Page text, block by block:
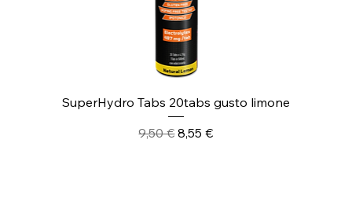
SuperHydro Tabs 20tabs gusto limone
Prezzo regolare
9,50 €Prezzo scontato
8,55 €